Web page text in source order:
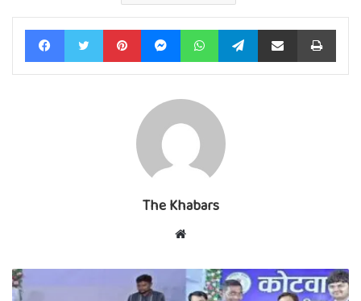
FacebookTwitter PinterestMessengerWhatsAppTelegramShare via Email Print
The Khabars
Website